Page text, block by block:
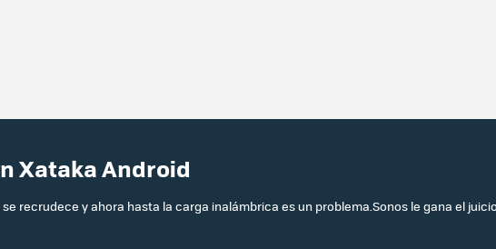
Xataka Android
recrudece y ahora hasta la carga inalámbrica es un problema.Sonos le gana el